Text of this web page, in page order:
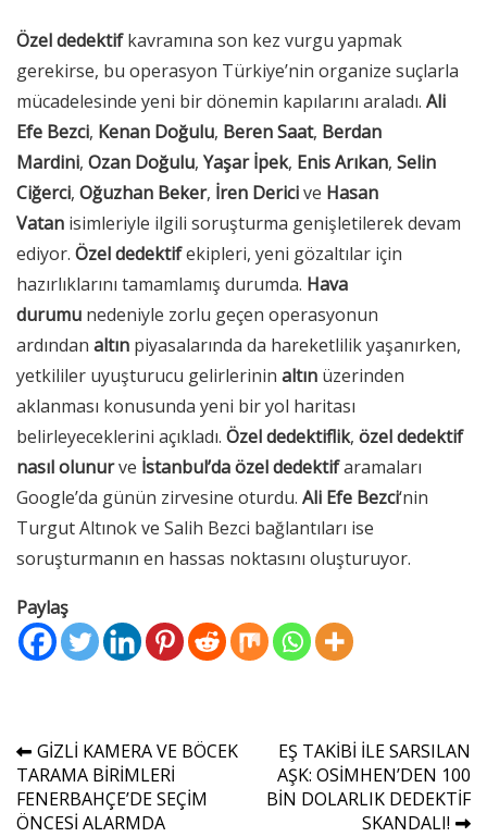
Özel dedektifkavramına son kez vurgu yapmak
gerekirse, bu operasyon Türkiye’nin organize suçlarla
mücadelesinde yeni bir dönemin kapılarını araladı. Ali
Efe Bezci, Kenan Doğulu, Beren Saat, Berdan
Mardini, Ozan Doğulu, Yaşar İpek, Enis Arıkan, Selin
Ciğerci, Oğuzhan Beker, İren Dericive Hasan
Vatan isimleriyle ilgili soruşturma genişletilerek devam
ediyor. Özel dedektifekipleri, yeni gözaltılar için
hazırlıklarını tamamlamış durumda. Hava
durumu nedeniyle zorlu geçen operasyonun
ardından altın piyasalarında da hareketlilik yaşanırken,
yetkililer uyuşturucu gelirlerinin altın üzerinden
aklanması konusunda yeni bir yol haritası
belirleyeceklerini açıkladı. Özel dedektiflik, özel dedektif
nasıl olunurve İstanbul’da özel dedektifaramaları
Google’da günün zirvesine oturdu. Ali Efe Bezci‘nin
Turgut Altınok ve Salih Bezci bağlantıları ise
soruşturmanın en hassas noktasını oluşturuyor.
Paylaş
Yazı
gezinmesi
GİZLİ KAMERA VE BÖCEK
TARAMA BİRİMLERİ
FENERBAHÇE’DE SEÇİM
ÖNCESİ ALARMDA
EŞ TAKİBİ İLE SARSILAN
AŞK: OSİMHEN’DEN 100
BİN DOLARLIK DEDEKTİF
SKANDALI!